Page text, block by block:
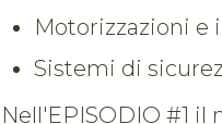
Motorizzazioni e
Sistemi di
Nell'EPISODIO #1 il